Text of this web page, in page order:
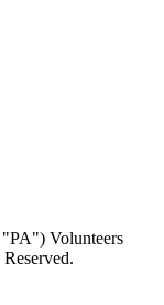
Volunteers